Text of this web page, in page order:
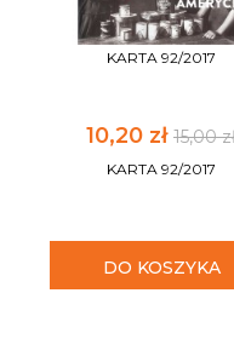
KARTA 92/2017
10,20 zł 15,00
KARTA 92/2017
DO KOSZYKA